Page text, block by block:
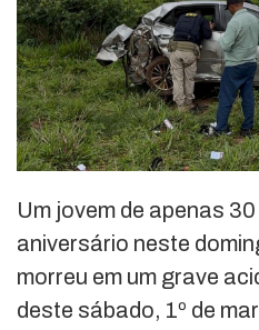
Um jovem de apenas
aniversário neste
morreu em um grave
deste sábado, 1º de